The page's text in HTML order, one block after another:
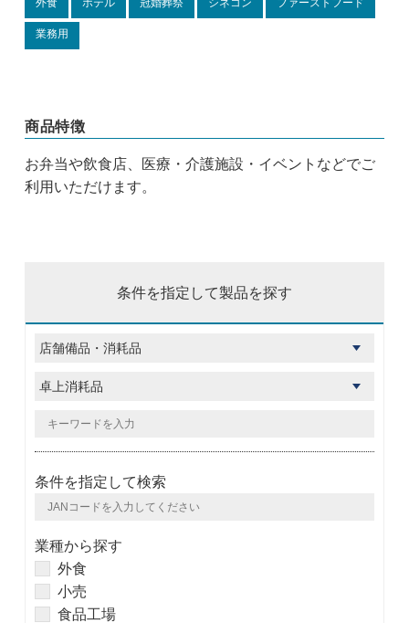
外食 ホテル 冠婚葬祭 シネコン ファーストフード
業務用
商品特徴
お弁当や飲食店、医療・介護施設・イベントなどでご
利用いただけます。
条件を指定して製品を探す
条件を指定して検索
業種から探す
外食
小売
食品工場